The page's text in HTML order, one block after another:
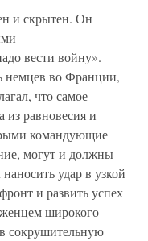
и скрытен. Он
вести войну».
немцев во Франции,
что самое
из равновесия и
командующие
могут и должны
удар в узкой
и развить успех
широкого
сокрушительную